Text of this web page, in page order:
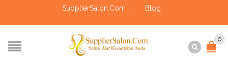
SupplierSalon.Com Blog
0